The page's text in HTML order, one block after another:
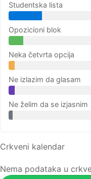
Studentska lista
Opozicioni blok
Neka četvrta opcija
Ne izlazim da glasam
Ne želim da se izjasnim
Crkveni kalendar
Nema podataka u